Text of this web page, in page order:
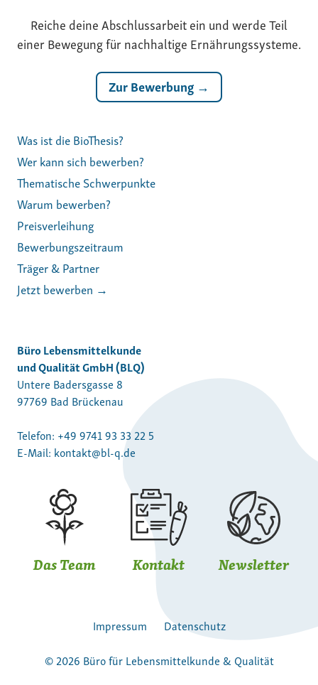
Reiche deine Abschlussarbeit ein und werde Teil
einer Bewegung für nachhaltige Ernährungssysteme.
Zur Bewerbung →
Was ist die BioThesis?
Wer kann sich bewerben?
Thematische Schwerpunkte
Warum bewerben?
Preisverleihung
Bewerbungszeitraum
Träger & Partner
Jetzt bewerben →
Büro Lebensmittelkunde
und Qualität GmbH (BLQ)
Untere Badersgasse 8
97769 Bad Brückenau
Telefon: +49 9741 93 33 22 5
E-Mail: kontakt@bl-q.de
Das Team Kontakt Newsletter
Impressum
Datenschutz
© 2026 Büro für Lebensmittelkunde & Qualität